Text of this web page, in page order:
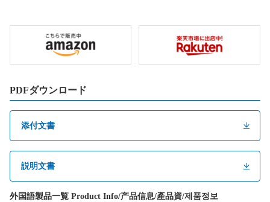
PDFダウンロード
添付文書
説明文書
外国語製品一覧 Product Info/产品信息/產品資/제품정보